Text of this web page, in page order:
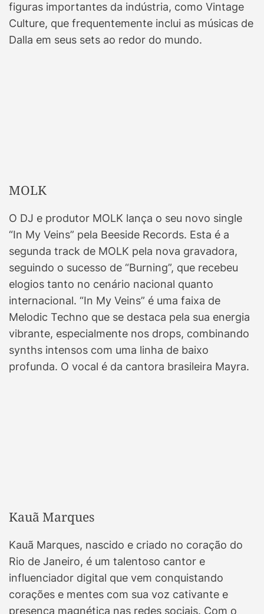
figuras importantes da indústria, como Vintage
Culture, que frequentemente inclui as músicas de
Dalla em seus sets ao redor do mundo.
MOLK
O DJ e produtor MOLK lança o seu novo single
“In My Veins” pela Beeside Records. Esta é a
segunda track de MOLK pela nova gravadora,
seguindo o sucesso de “Burning”, que recebeu
elogios tanto no cenário nacional quanto
internacional. “In My Veins” é uma faixa de
Melodic Techno que se destaca pela sua energia
vibrante, especialmente nos drops, combinando
synths intensos com uma linha de baixo
profunda. O vocal é da cantora brasileira Mayra.
Kauã Marques
Kauã Marques, nascido e criado no coração do
Rio de Janeiro, é um talentoso cantor e
influenciador digital que vem conquistando
corações e mentes com sua voz cativante e
presença magnética nas redes sociais. Com o